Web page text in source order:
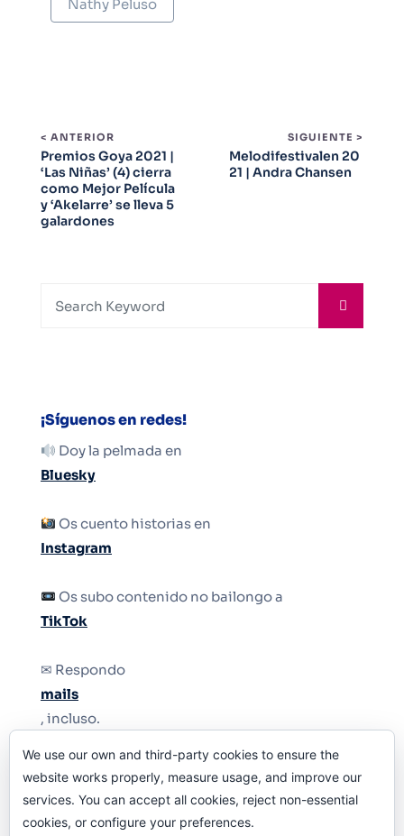
Nathy Peluso
< ANTERIOR
Premios Goya 2021 |
‘Las Niñas’ (4) cierra
como Mejor Película
y ‘Akelarre’ se lleva 5
galardones
SIGUIENTE >
Melodifestivalen 20
21 | Andra Chansen
¡Síguenos en redes!
Doy la pelmada en
Bluesky
Os cuento historias en
Instagram
Os subo contenido no bailongo a
TikTok
✉ Respondo
mails
, incluso.
Y si una persona no puede tener teléfono, que
le quiten el teléfono.
We use our own and third-party cookies to ensure the
website works properly, measure usage, and improve our
services. You can accept all cookies, reject non-essential
cookies, or configure your preferences.